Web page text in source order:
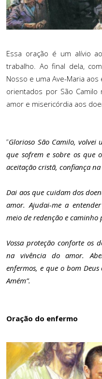
Essa oração é um alívio
trabalho. Ao final dela,
Nosso e uma Ave-Maria
orientados por São
amor e misericórdia aos
“Glorioso São Camilo,
que sofrem e sobre os que
aceitação cristã, confiança
Dai aos que cuidam dos
amor. Ajudai-me a
meio de redenção e caminho
Vossa proteção conforte os
na vivência do amor.
enfermos, e que o bom
Amém”.
Oração do enfermo